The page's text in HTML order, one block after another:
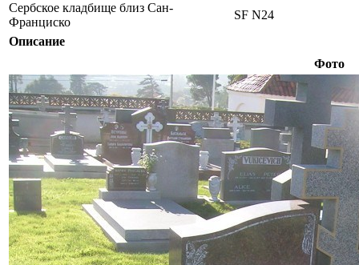
Сербское кладбище близ Сан-
Франциско
SF N24
Описание
Фото